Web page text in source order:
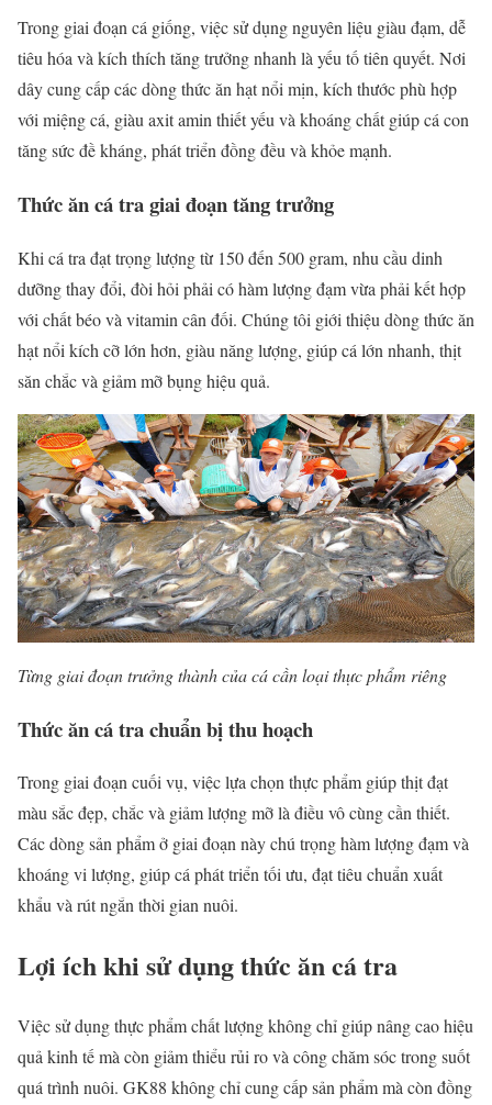
Trong giai đoạn cá giống, việc sử dụng nguyên liệu giàu đạm, dễ
tiêu hóa và kích thích tăng trưởng nhanh là yếu tố tiên quyết. Nơi
dây cung cấp các dòng thức ăn hạt nổi mịn, kích thước phù hợp
với miệng cá, giàu axit amin thiết yếu và khoáng chất giúp cá con
tăng sức đề kháng, phát triển đồng đều và khỏe mạnh.
Thức ăn cá tra giai đoạn tăng trưởng
Khi cá tra đạt trọng lượng từ 150 đến 500 gram, nhu cầu dinh
dưỡng thay đổi, đòi hỏi phải có hàm lượng đạm vừa phải kết hợp
với chất béo và vitamin cân đối. Chúng tôi giới thiệu dòng thức ăn
hạt nổi kích cỡ lớn hơn, giàu năng lượng, giúp cá lớn nhanh, thịt
săn chắc và giảm mỡ bụng hiệu quả.
Từng giai đoạn trưởng thành của cá cần loại thực phẩm riêng
Thức ăn cá tra chuẩn bị thu hoạch
Trong giai đoạn cuối vụ, việc lựa chọn thực phẩm giúp thịt đạt
màu sắc đẹp, chắc và giảm lượng mỡ là điều vô cùng cần thiết.
Các dòng sản phẩm ở giai đoạn này chú trọng hàm lượng đạm và
khoáng vi lượng, giúp cá phát triển tối ưu, đạt tiêu chuẩn xuất
khẩu và rút ngắn thời gian nuôi.
Lợi ích khi sử dụng thức ăn cá tra
Việc sử dụng thực phẩm chất lượng không chỉ giúp nâng cao hiệu
quả kinh tế mà còn giảm thiểu rủi ro và công chăm sóc trong suốt
quá trình nuôi. GK88 không chỉ cung cấp sản phẩm mà còn đồng